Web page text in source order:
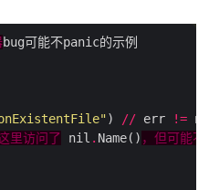
) // err !=
里访问了 nil . Name() ，但可能不